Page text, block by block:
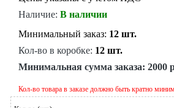
Наличие: В наличии
Минимальный заказ: 12 шт.
Кол-во в коробке: 12 шт.
Минимальная сумма заказа: 2000
Кол-во товара в заказе должно быть кратно